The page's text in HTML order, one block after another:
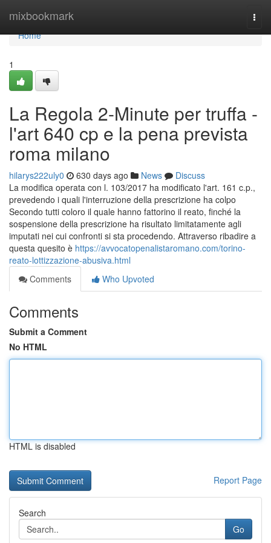
mixbookmark
Home
Home
1
La Regola 2-Minute per truffa -
l'art 640 cp e la pena prevista
roma milano
hilarys222uly0 630 days ago News
Discuss
La modifica operata con l. 103/2017 ha modificato l'art. 161 c.p.,
prevedendo i quali l'interruzione della prescrizione ha colpo
Secondo tutti coloro il quale hanno fattorino il reato, finché la
sospensione della prescrizione ha risultato limitatamente agli
imputati nei cui confronti si sta procedendo. Attraverso ribadire a
questa quesito è https://avvocatopenalistaromano.com/torino-
reato-lottizzazione-abusiva.html
Comments
Who Upvoted
Comments
Submit a Comment
No HTML
HTML is disabled
Report Page
Search
Go